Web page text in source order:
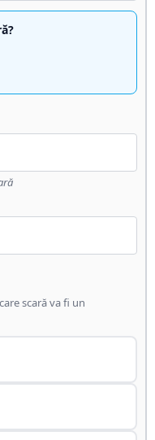
scară va fi un